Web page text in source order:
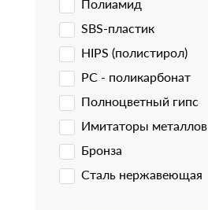
Полиамид
SBS-пластик
HIPS (полистирол)
PC - поликарбонат
Полноцветный гипс
Имитаторы металлов
Бронза
Сталь нержавеющая